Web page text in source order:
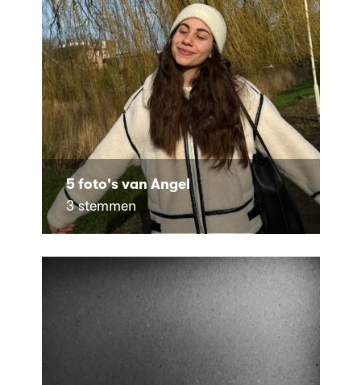
5 foto's van Angel
3 stemmen